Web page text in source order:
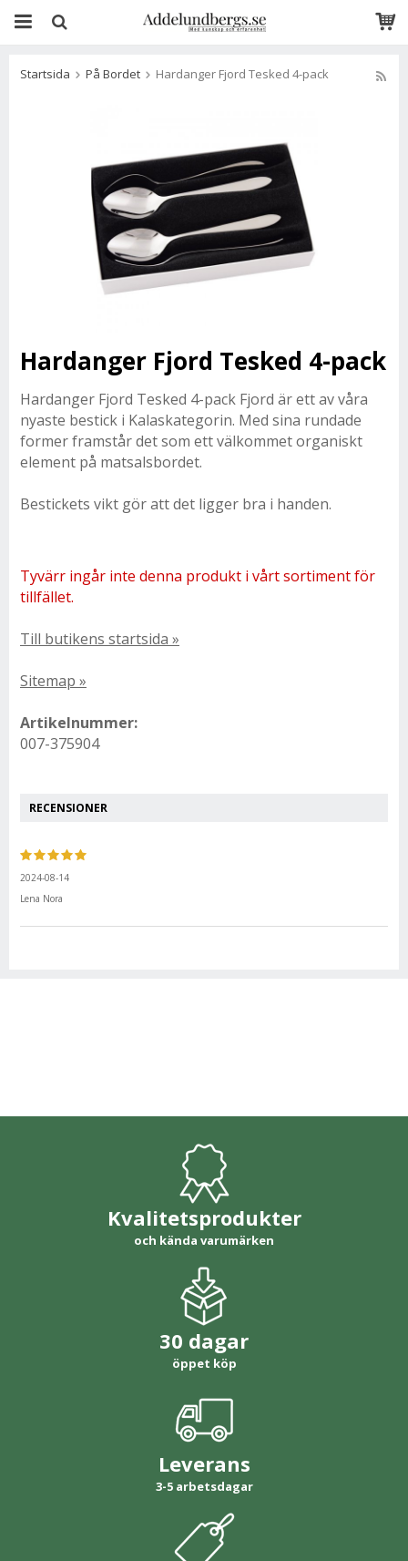
Startsida På Bordet Hardanger Fjord Tesked 4-pack
Hardanger Fjord Tesked 4-pack
Hardanger Fjord Tesked 4-pack Fjord är ett av våra
nyaste bestick i Kalaskategorin. Med sina rundade
former framstår det som ett välkommet organiskt
element på matsalsbordet.
Bestickets vikt gör att det ligger bra i handen.
Tyvärr ingår inte denna produkt i vårt sortiment för
tillfället.
Till butikens startsida »
Sitemap »
Artikelnummer:
007-375904
RECENSIONER
2024-08-14
Lena Nora
Kvalitetsprodukter
och kända varumärken
30 dagar
öppet köp
Leverans
3-5 arbetsdagar